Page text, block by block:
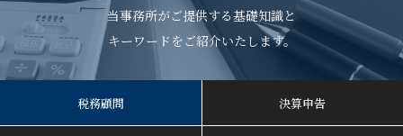
当事務所がご提供する基礎知識と
キーワードをご紹介いたします。
税務顧問 決算申告